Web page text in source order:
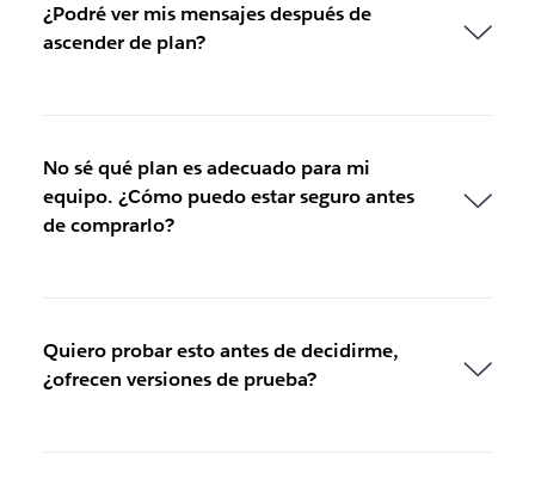
¿Podré ver mis mensajes después de
ascender de plan?
No sé qué plan es adecuado para mi
equipo. ¿Cómo puedo estar seguro antes
de comprarlo?
Quiero probar esto antes de decidirme,
¿ofrecen versiones de prueba?